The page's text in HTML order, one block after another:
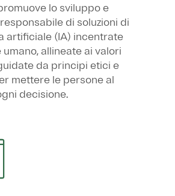
lo sviluppo e
di soluzioni di
artificiale (IA) incentrate
umano, allineate ai valori
da principi etici e
mettere le persone al
decisione.